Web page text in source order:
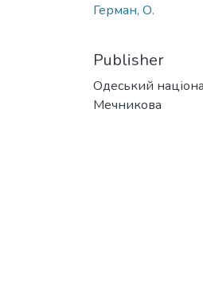
Герман, О.
Publisher
Одеський
Мечникова